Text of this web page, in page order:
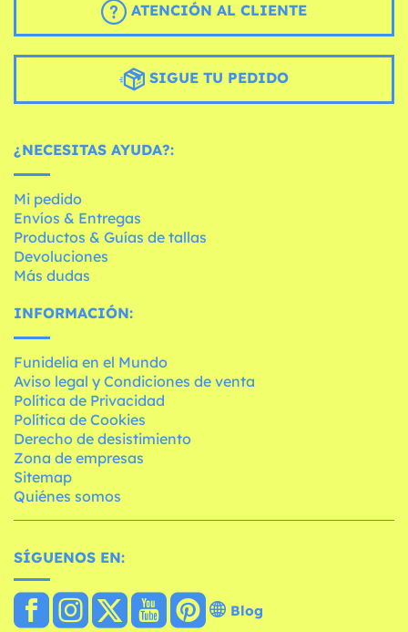
ATENCIÓN AL CLIENTE
SIGUE TU PEDIDO
¿NECESITAS AYUDA?:
Mi pedido
Envíos & Entregas
Productos & Guías de tallas
Devoluciones
Más dudas
INFORMACIÓN:
Funidelia en el Mundo
Aviso legal y Condiciones de venta
Política de Privacidad
Política de Cookies
Derecho de desistimiento
Zona de empresas
Sitemap
Quiénes somos
SÍGUENOS EN:
Blog